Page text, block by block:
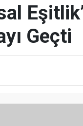
Geçti